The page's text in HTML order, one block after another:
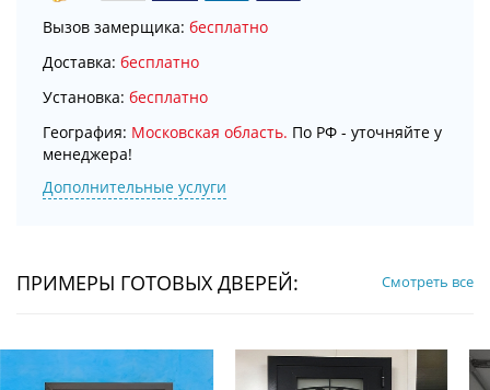
Вызов замерщика: бесплатно
Доставка: бесплатно
Установка: бесплатно
География: Московская область. По РФ - уточняйте у
менеджера!
Дополнительные услуги
ПРИМЕРЫ ГОТОВЫХ ДВЕРЕЙ: Смотреть все